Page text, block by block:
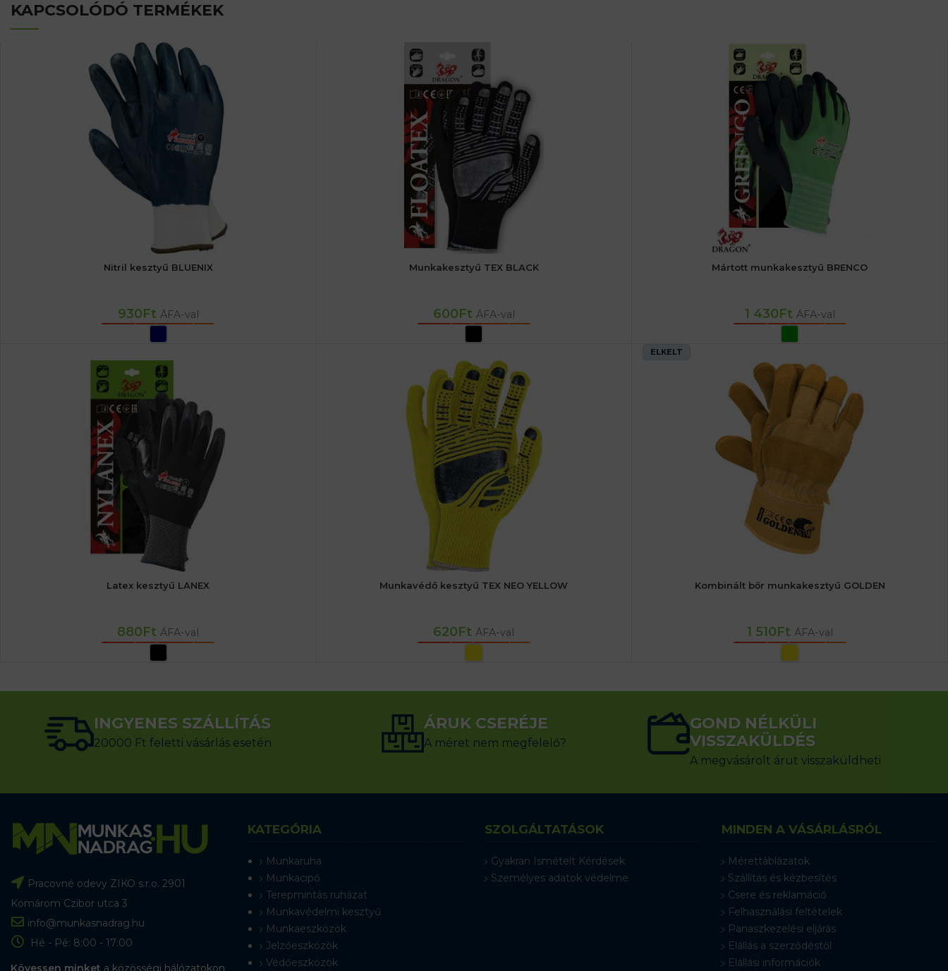
KAPCSOLÓDÓ TERMÉKEK
Nitril kesztyű BLUENIX
930Ft ÁFA-val
OPCIÓK VÁLASZTÁSA
Munkakesztyű TEX BLACK
600Ft ÁFA-val
OPCIÓK VÁLASZTÁSA
Mártott munkakesztyű BRENCO
1 430Ft ÁFA-val
OPCIÓK VÁLASZTÁSA
Latex kesztyű LANEX
880Ft ÁFA-val
OPCIÓK VÁLASZTÁSA
Munkavédő kesztyű TEX NEO YELLOW
620Ft ÁFA-val
OPCIÓK VÁLASZTÁSA
ELKELT
Kombinált bőr munkakesztyű GOLDEN
1 510Ft ÁFA-val
OPCIÓK VÁLASZTÁSA
INGYENES SZÁLLÍTÁS
20000 Ft feletti vásárlás esetén
ÁRUK CSERÉJE
A méret nem megfelelő?
GOND NÉLKÜLI
VISSZAKÜLDÉS
A megvásárolt árut visszaküldheti
Pracovné odevy ZIKO s.r.o. 2901
Komárom Czibor utca 3
info@munkasnadrag.hu
Hé - Pé: 8:00 - 17:00
Kövessen minket a közösségi hálózatokon
KATEGÓRIA
Munkaruha
Munkacipő
Terepmintás ruházat
Munkavédelmi kesztyű
Munkaeszközök
Jelzőeszközök
Védőeszközök
SZOLGÁLTATÁSOK
Gyakran Ismételt Kérdések
Személyes adatok védelme
MINDEN A VÁSÁRLÁSRÓL
Mérettáblázatok
Szállítás és kézbesítés
Csere és reklamáció
Felhasználási feltételek
Panaszkezelési eljárás
Elállás a szerződéstől
Elállási információk